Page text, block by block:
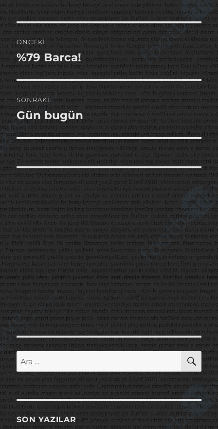
Yazı
gezinmesi
ÖNCEKI
Önceki
yazı:
%79 Barca!
SONRAKI
Sonraki
yazı:
Gün bugün
Ara:
SON YAZILAR